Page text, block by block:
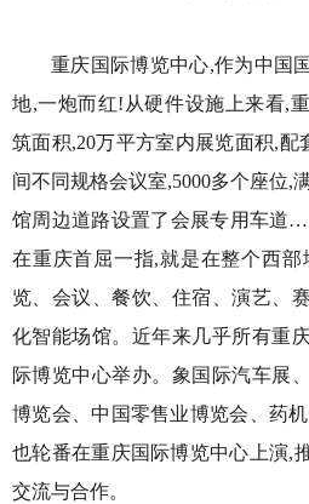
重庆国际博览中心,作为中国
地,一炮而红!从硬件设施上来看,
筑面积,20万平方室内展览面积,配
间不同规格会议室,5000多个座位,
馆周边道路设置了会展专用车道
在重庆首屈一指,就是在整个西
览、会议、餐饮、住宿、演艺、
化智能场馆。近年来几乎所有重
际博览中心举办。象国际汽车展
博览会、中国零售业博览会、药
也轮番在重庆国际博览中心上演,
交流与合作。